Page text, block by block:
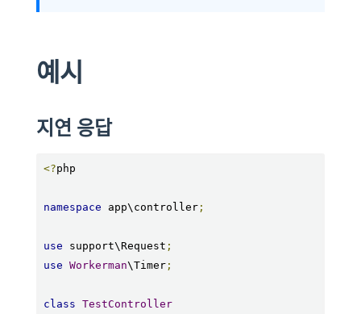
예시
지연 응답
<?php
namespace app\controller;
use support\Request ;
use Workerman\Timer;
class TestController